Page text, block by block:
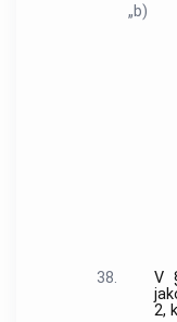
„b)
38.
V
2,